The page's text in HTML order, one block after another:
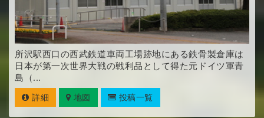
所沢駅西口の西武鉄道車両工場跡地にある鉄骨製倉庫は
日本が第一次世界大戦の戦利品として得た元ドイツ軍青
島（...
詳細 地図 投稿一覧